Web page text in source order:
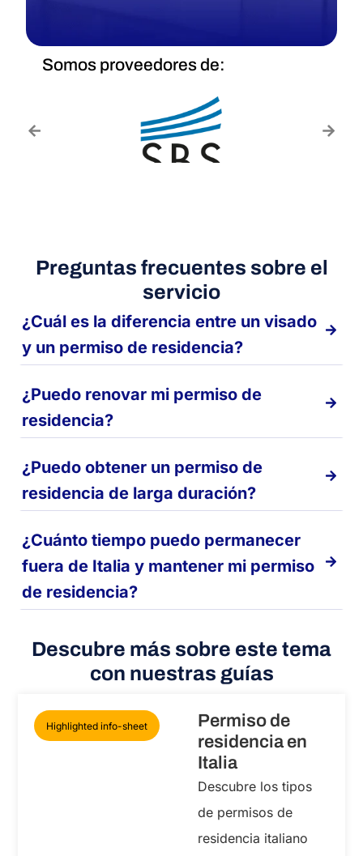
Somos proveedores de:
Preguntas frecuentes sobre el
servicio
¿Cuál es la diferencia entre un visado
y un permiso de residencia?
¿Puedo renovar mi permiso de
residencia?
¿Puedo obtener un permiso de
residencia de larga duración?
¿Cuánto tiempo puedo permanecer
fuera de Italia y mantener mi permiso
de residencia?
Descubre más sobre este tema
con nuestras guías
Highlighted info-sheet
Permiso de
residencia en
Italia
Descubre los tipos
de permisos de
residencia italiano